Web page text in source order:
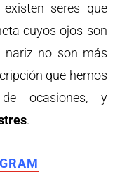
seres que
cuyos ojos son
nariz no son más
que hemos
ocasiones, y
.